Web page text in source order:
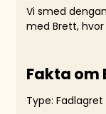
Vi smed
med Brett, hvor
Fakta om
Type: